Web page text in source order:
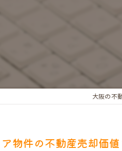
大阪の不
物件の不動産売却価